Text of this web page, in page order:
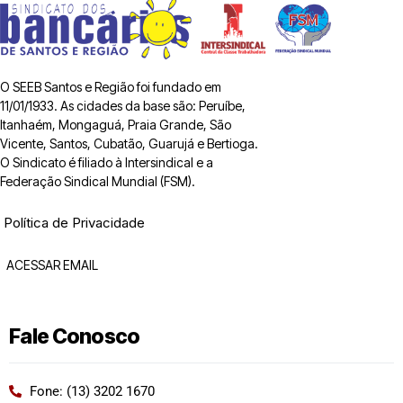
O SEEB Santos e Região foi fundado em
11/01/1933. As cidades da base são: Peruíbe,
Itanhaém, Mongaguá, Praia Grande, São
Vicente, Santos, Cubatão, Guarujá e Bertioga.
O Sindicato é filiado à Intersindical e a
Federação Sindical Mundial (FSM).
Política de Privacidade
ACESSAR EMAIL
Fale Conosco
Fone: (13) 3202 1670